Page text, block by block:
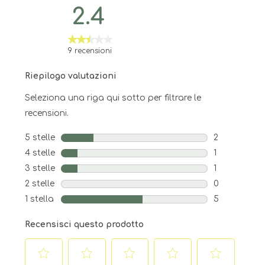
Riepilogo valutazioni
Seleziona una riga qui sotto per filtrare le
recensioni.
5 stelle stelle
2
2
4 stelle stelle
1
1
3 stelle stelle
1
1
2 stelle stelle
0
0
1 stella stelle
5
2.4
9 recensioni
Recensisci questo prodotto